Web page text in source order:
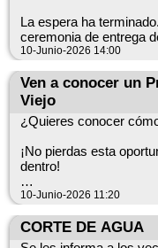
Castilla y León y
comunicación.
¡Que no te lo cuenten,
La espera ha
ceremonia de entrega
Cortos y Poesías, una
de todas las edades.
Domingo, 14 de
Ayuntamiento de
Será una tarde
en esta séptima edición.
¡Enhorabuena a todas
suerte a los premiados!
#FresnoElViejo
10-Junio-2026 14:00
Ven a conocer un
Viejo
¿Quieres conocer
¡No pierdas esta
dentro!
El próximo viernes 12
directo desde Fresno el
municipio.
10-Junio-2026 11:20
CORTE DE AGUA